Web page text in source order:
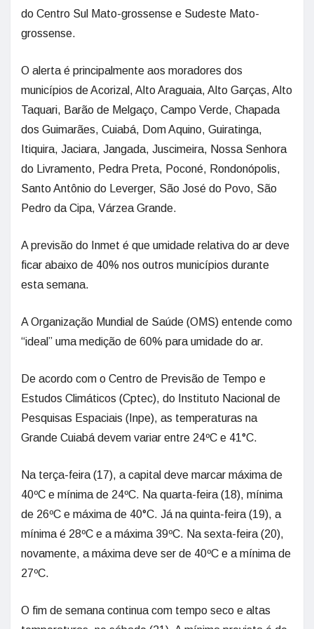
do Centro Sul Mato-grossense e Sudeste Mato-
grossense.
O alerta é principalmente aos moradores dos
municípios de Acorizal, Alto Araguaia, Alto Garças, Alto
Taquari, Barão de Melgaço, Campo Verde, Chapada
dos Guimarães, Cuiabá, Dom Aquino, Guiratinga,
Itiquira, Jaciara, Jangada, Juscimeira, Nossa Senhora
do Livramento, Pedra Preta, Poconé, Rondonópolis,
Santo Antônio do Leverger, São José do Povo, São
Pedro da Cipa, Várzea Grande.
A previsão do Inmet é que umidade relativa do ar deve
ficar abaixo de 40% nos outros municípios durante
esta semana.
A Organização Mundial de Saúde (OMS) entende como
“ideal” uma medição de 60% para umidade do ar.
De acordo com o Centro de Previsão de Tempo e
Estudos Climáticos (Cptec), do Instituto Nacional de
Pesquisas Espaciais (Inpe), as temperaturas na
Grande Cuiabá devem variar entre 24ºC e 41°C.
Na terça-feira (17), a capital deve marcar máxima de
40ºC e mínima de 24ºC. Na quarta-feira (18), mínima
de 26ºC e máxima de 40°C. Já na quinta-feira (19), a
mínima é 28ºC e a máxima 39ºC. Na sexta-feira (20),
novamente, a máxima deve ser de 40ºC e a mínima de
27ºC.
O fim de semana continua com tempo seco e altas